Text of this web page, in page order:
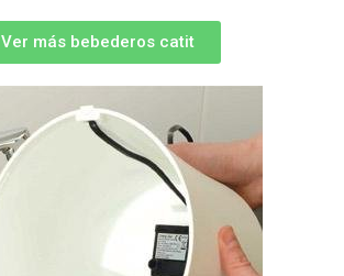
Ver más bebederos catit